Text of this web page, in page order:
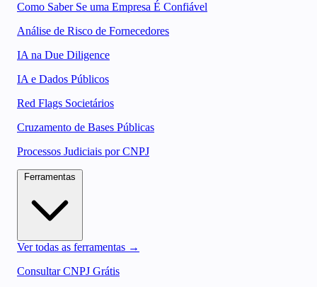
Como Saber Se uma Empresa É Confiável
Análise de Risco de Fornecedores
IA na Due Diligence
IA e Dados Públicos
Red Flags Societários
Cruzamento de Bases Públicas
Processos Judiciais por CNPJ
Ver todas as ferramentas →
Consultar CNPJ Grátis